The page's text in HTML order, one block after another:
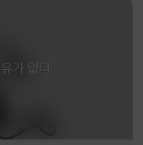
가 없다